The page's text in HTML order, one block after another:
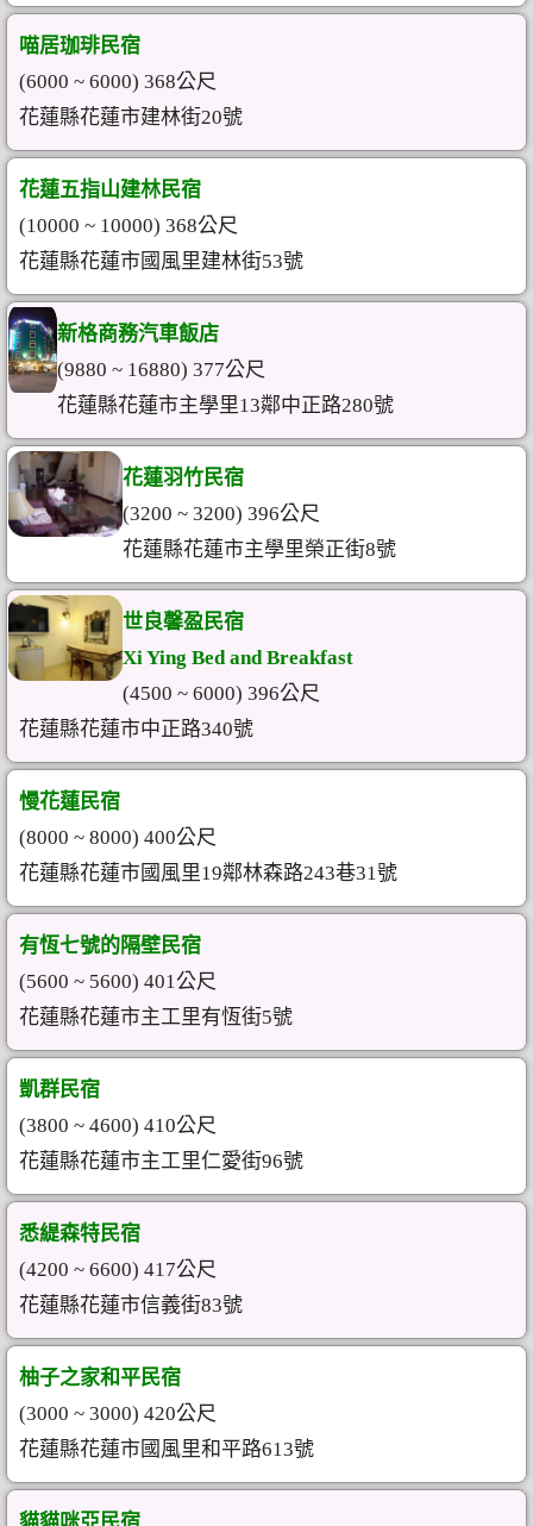
喵居珈琲民宿
(6000 ~ 6000) 368公尺
花蓮縣花蓮市建林街20號
花蓮五指山建林民宿
(10000 ~ 10000) 368公尺
花蓮縣花蓮市國風里建林街53號
新格商務汽車飯店
(9880 ~ 16880) 377公尺
花蓮縣花蓮市主學里13鄰中正路280號
花蓮羽竹民宿
(3200 ~ 3200) 396公尺
花蓮縣花蓮市主學里榮正街8號
世良馨盈民宿
Xi Ying Bed and Breakfast
(4500 ~ 6000) 396公尺
花蓮縣花蓮市中正路340號
慢花蓮民宿
(8000 ~ 8000) 400公尺
花蓮縣花蓮市國風里19鄰林森路243巷31號
有恆七號的隔壁民宿
(5600 ~ 5600) 401公尺
花蓮縣花蓮市主工里有恆街5號
凱群民宿
(3800 ~ 4600) 410公尺
花蓮縣花蓮市主工里仁愛街96號
悉緹森特民宿
(4200 ~ 6600) 417公尺
花蓮縣花蓮市信義街83號
柚子之家和平民宿
(3000 ~ 3000) 420公尺
花蓮縣花蓮市國風里和平路613號